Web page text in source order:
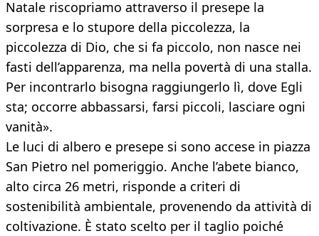
Natale riscopriamo attraverso il presepe la
sorpresa e lo stupore della piccolezza, la
piccolezza di Dio, che si fa piccolo, non nasce nei
fasti dell’apparenza, ma nella povertà di una stalla.
Per incontrarlo bisogna raggiungerlo lì, dove Egli
sta; occorre abbassarsi, farsi piccoli, lasciare ogni
vanità».
Le luci di albero e presepe si sono accese in piazza
San Pietro nel pomeriggio. Anche l’abete bianco,
alto circa 26 metri, risponde a criteri di
sostenibilità ambientale, provenendo da attività di
coltivazione. È stato scelto per il taglio poiché